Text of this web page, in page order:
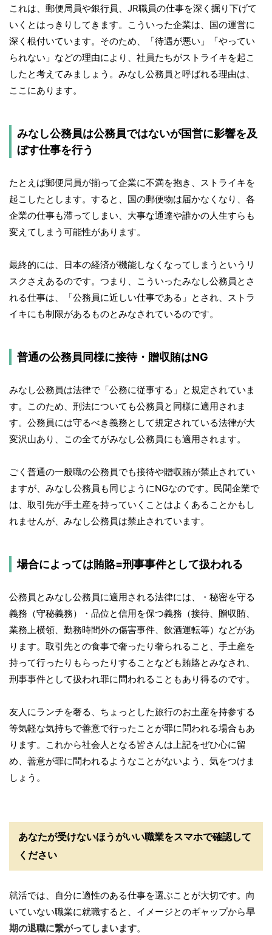
これは、郵便局員や銀行員、JR職員の仕事を深く掘り下げて
いくとはっきりしてきます。こういった企業は、国の運営に
深く根付いています。そのため、「待遇が悪い」「やってい
られない」などの理由により、社員たちがストライキを起こ
したと考えてみましょう。みなし公務員と呼ばれる理由は、
ここにあります。
みなし公務員は公務員ではないが国営に影響を及
ぼす仕事を行う
たとえば郵便局員が揃って企業に不満を抱き、ストライキを
起こしたとします。すると、国の郵便物は届かなくなり、各
企業の仕事も滞ってしまい、大事な通達や誰かの人生すらも
変えてしまう可能性があります。
最終的には、日本の経済が機能しなくなってしまうというリ
スクさえあるのです。つまり、こういったみなし公務員とさ
れる仕事は、「公務員に近しい仕事である」とされ、ストラ
イキにも制限があるものとみなされているのです。
普通の公務員同様に接待・贈収賄はNG
みなし公務員は法律で「公務に従事する」と規定されていま
す。このため、刑法についても公務員と同様に適用されま
す。公務員には守るべき義務として規定されている法律が大
変沢山あり、この全てがみなし公務員にも適用されます。
ごく普通の一般職の公務員でも接待や贈収賄が禁止されてい
ますが、みなし公務員も同じようにNGなのです。民間企業で
は、取引先が手土産を持っていくことはよくあることかもし
れませんが、みなし公務員は禁止されています。
場合によっては賄賂=刑事事件として扱われる
公務員とみなし公務員に適用される法律には、・秘密を守る
義務（守秘義務）・品位と信用を保つ義務（接待、贈収賄、
業務上横領、勤務時間外の傷害事件、飲酒運転等）などがあ
ります。取引先との食事で奢ったり奢られること、手土産を
持って行ったりもらったりすることなども賄賂とみなされ、
刑事事件として扱われ罪に問われることもあり得るのです。
友人にランチを奢る、ちょっとした旅行のお土産を持参する
等気軽な気持ちで善意で行ったことが罪に問われる場合もあ
ります。これから社会人となる皆さんは上記をぜひ心に留
め、善意が罪に問われるようなことがないよう、気をつけま
しょう。
あなたが受けないほうがいい職業をスマホで確認して
ください
就活では、自分に適性のある仕事を選ぶことが大切です。向
いていない職業に就職すると、イメージとのギャップから早
期の退職に繋がってしまいます。